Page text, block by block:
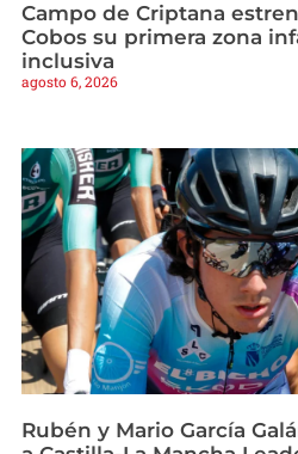
Campo de Criptana
Cobos su primera zona
inclusiva
agosto 6, 2026
Rubén y Mario García